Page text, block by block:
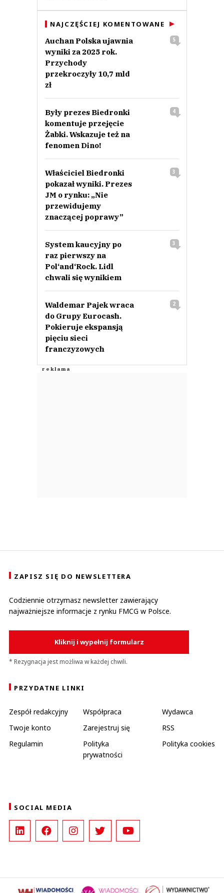
NAJCZĘŚCIEJ KOMENTOWANE
Auchan Polska ujawnia
wyniki za 2025 rok.
Przychody
przekroczyły 10,7 mld
zł
5
Były prezes Biedronki
komentuje przejęcie
Żabki. Wskazuje też na
fenomen Dino!
4
Właściciel Biedronki
pokazał wyniki. Prezes
JM o rynku: „Nie
przewidujemy
znaczącej poprawy”
3
System kaucyjny po
raz pierwszy na
Pol‘and‘Rock. Lidl
chwali się wynikiem
3
Waldemar Pajek wraca
do Grupy Eurocash.
Pokieruje ekspansją
pięciu sieci
franczyzowych
2
ZAPISZ SIĘ DO NEWSLETTERA
Codziennie otrzymasz newsletter zawierający
najważniejsze informacje z rynku FMCG w Polsce.
Kliknij i wypełnij formularz
* Rezygnacja jest możliwa w każdej chwili.
PRZYDATNE LINKI
Zespół redakcyjny Współpraca
Wydawca
Twoje konto
Zarejestruj się
RSS
Regulamin
Polityka
prywatności
Polityka cookies
SOCIAL MEDIA